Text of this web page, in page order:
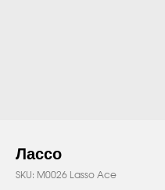
Лассо
SKU: M0026 Lasso Ace